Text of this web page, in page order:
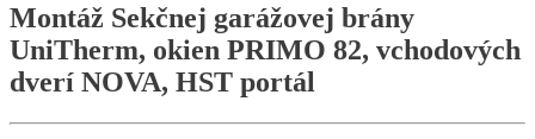
Montáž Sekčnej garážovej brány
UniTherm, okien PRIMO 82, vchodových
dverí NOVA, HST portál